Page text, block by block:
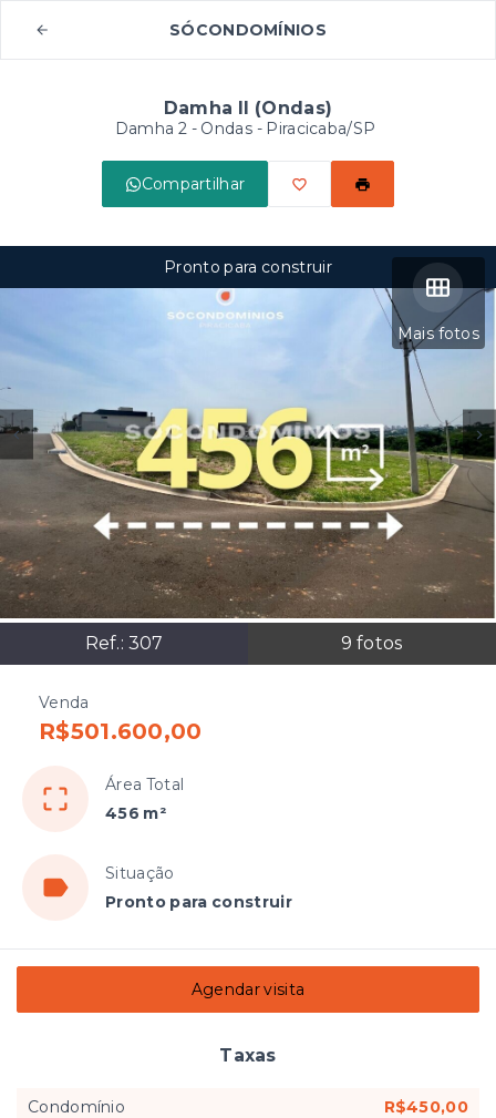
SÓCONDOMÍNIOS
Damha II (Ondas)
Damha 2 - Ondas - Piracicaba/SP
Compartilhar
Mais fotos
Ref.: 307 9 fotos
Pronto para construir
Venda
R$501.600,00
Área Total
456 m²
Situação
Pronto para construir
Agendar visita
Taxas
Condomínio R$450,00